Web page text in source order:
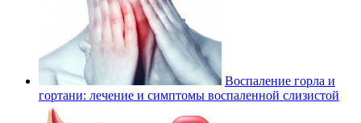
Воспаление горла и
гортани: лечение и симптомы воспаленной слизистой